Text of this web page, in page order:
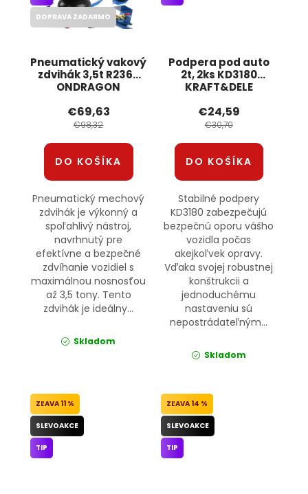
Pneumatický vakový
zdvihák 3,5t R2368
ONDRAGON
DOPRAVA ZADARMO
€69,63
€98,32
DO KOŠÍKA
Pneumatický mechový
zdvihák je výkonný a
spoľahlivý nástroj,
navrhnutý pre
efektívne a bezpečné
zdvíhanie vozidiel s
maximálnou nosnosťou
až 3,5 tony. Tento
zdvihák je ideálny...
Skladom
Podpera pod auto
2t, 2ks KD3180
KRAFT&DELE
€24,59
€30,70
DO KOŠÍKA
Stabilné podpery
KD3180 zabezpečujú
bezpečnú oporu vášho
vozidla počas
akejkoľvek opravy.
Vďaka svojej robustnej
konštrukcii a
jednoduchému
nastaveniu sú
nepostrádateľným...
Skladom
11 %
SLEVOAKCE
TIP
14 %
SLEVOAKCE
TIP